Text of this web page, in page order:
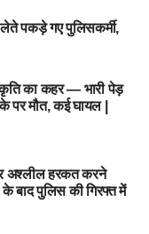
लेते पकड़े गए पुलिसकर्मी,
का कहर — भारी पेड़
पर मौत, कई घायल |
अश्लील हरकत करने
के बाद पुलिस की गिरफ्त में